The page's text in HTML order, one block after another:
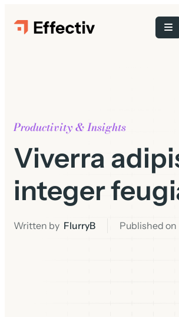
Productivity & Insights
Viverra
integer
Written by FlurryB Published on